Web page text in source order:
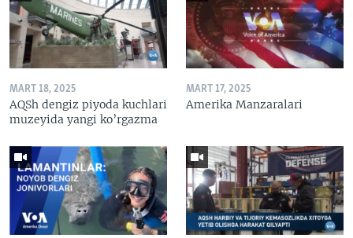
MART 18, 2025
AQSh dengiz piyoda kuchlari
muzeyida yangi ko’rgazma
MART 17, 2025
Amerika Manzaralari